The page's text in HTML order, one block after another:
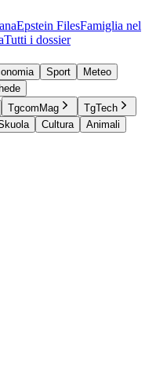
Epstein FilesFamiglia nel
Tutti i dossier
Sport
Meteo
TgcomMag
TgTech
Cultura
Animali